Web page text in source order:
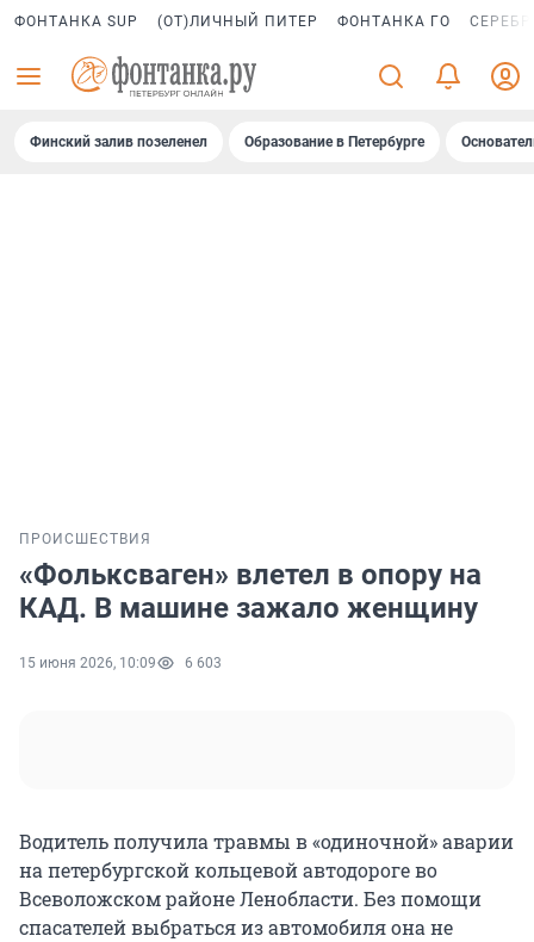
ФОНТАНКА SUP (ОТ)ЛИЧНЫЙ ПИТЕР ФОНТАНКА ГО
Финский залив позеленел Образование в Петербурге
ПРОИСШЕСТВИЯ
«Фольксваген» влетел в опору на
КАД. В машине зажало женщину
15 июня 2026, 10:09 6 603
Водитель получила травмы в «одиночной» аварии
на петербургской кольцевой автодороге во
Всеволожском районе Ленобласти. Без помощи
спасателей выбраться из автомобиля она не